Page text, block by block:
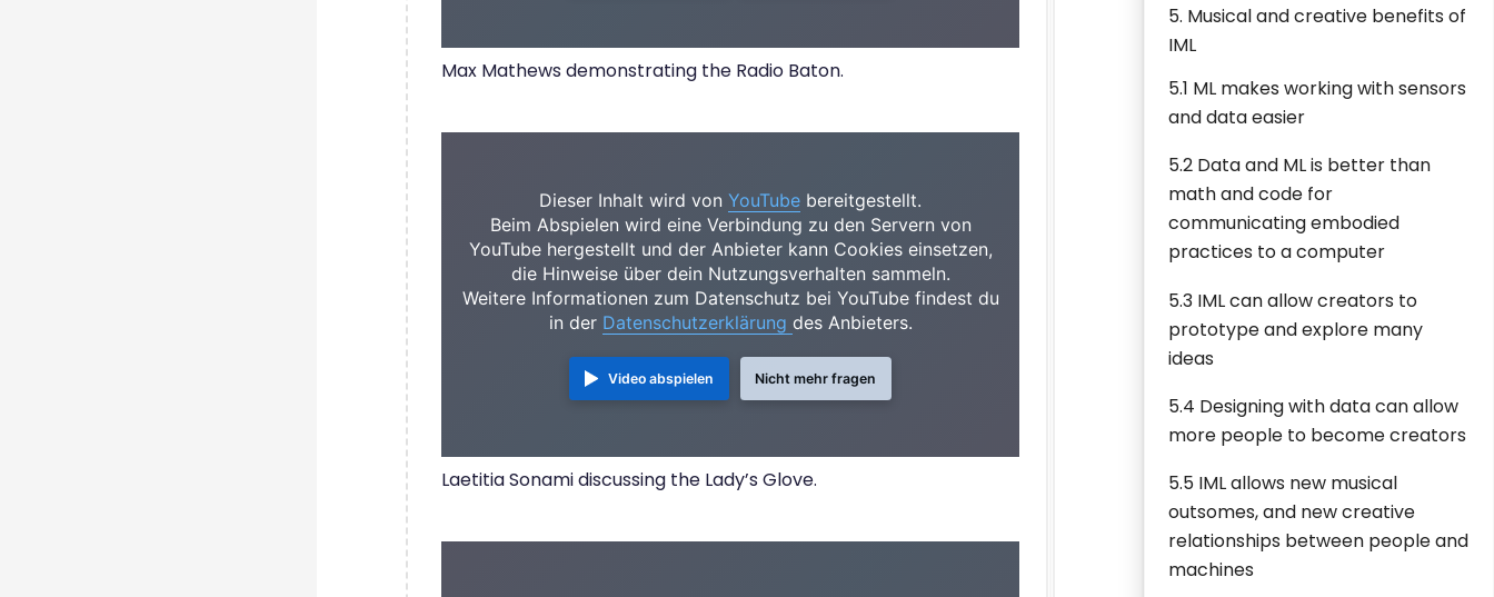
5. Musical and creative benefits of
IML
5.1 ML makes working with sensors
and data easier
5.2 Data and ML is better than
math and code for
communicating embodied
practices to a computer
5.3 IML can allow creators to
prototype and explore many
ideas
5.4 Designing with data can allow
more people to become creators
5.5 IML allows new musical
outsomes, and new creative
relationships between people and
machines
Max Mathews demonstrating the Radio Baton.
Dieser Inhalt wird von YouTube bereitgestellt.
Beim Abspielen wird eine Verbindung zu den Servern von
YouTube hergestellt und der Anbieter kann Cookies einsetzen,
die Hinweise über dein Nutzungsverhalten sammeln.
Weitere Informationen zum Datenschutz bei YouTube findest du
in der Datenschutzerklärung des Anbieters.
Video abspielen Nicht mehr fragen
Laetitia Sonami discussing the Lady’s Glove.